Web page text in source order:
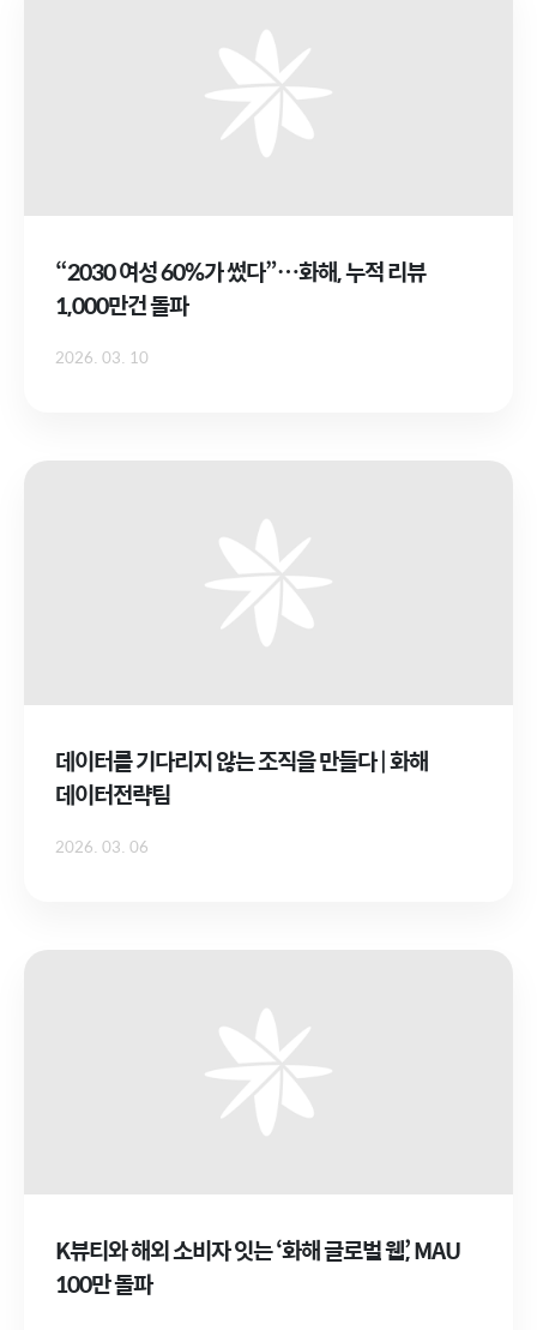
“2030 여성 60%가 썼다”…화해, 누적 리뷰
1,000만건 돌파
2026. 03. 10
데이터를 기다리지 않는 조직을 만들다 | 화해
데이터전략팀
2026. 03. 06
K뷰티와 해외 소비자 잇는 ‘화해 글로벌 웹’, MAU
100만 돌파